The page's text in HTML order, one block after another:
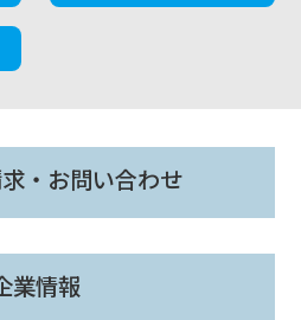
・お問い合わせ
業情報